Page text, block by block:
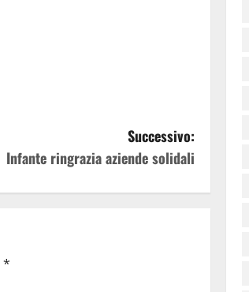
Successivo:
Infante ringrazia aziende solidali
*